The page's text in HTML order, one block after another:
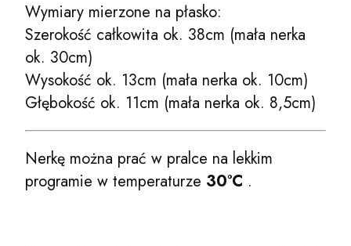
Wymiary mierzone na płasko:
Szerokość całkowita ok. 38cm (mała nerka
ok. 30cm)
Wysokość ok. 13cm (mała nerka ok. 10cm)
Głębokość ok. 11cm (mała nerka ok. 8,5cm)
Nerkę można prać w pralce na lekkim
programie w temperaturze 30°C .